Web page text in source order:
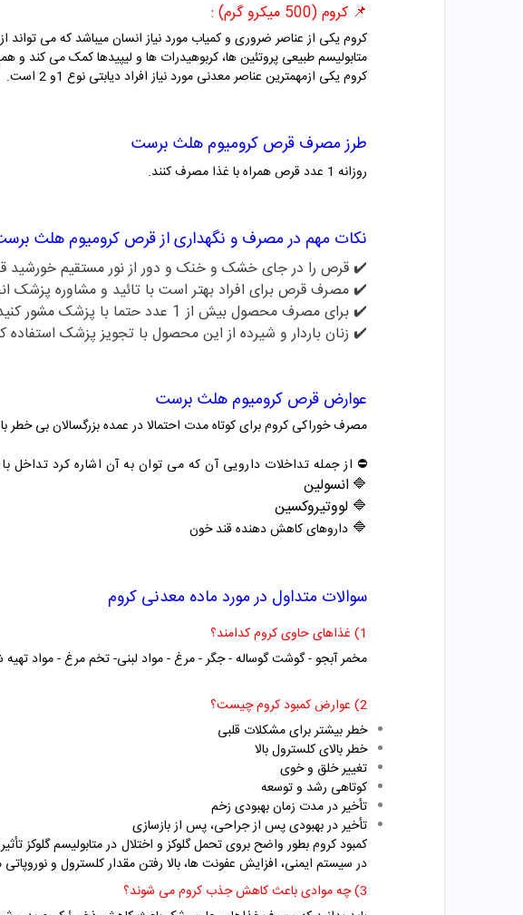
📌 کروم (500 میکرو گرم) :
کروم یکی از عناصر ضروری و کمیاب مورد نیاز انسان میباشد که می
متابولیسم طبیعی پروتئین ها، کربوهیدرات ها و لیپیدها کمک می کند
کروم یکی ازمهمترین عناصر معدنی مورد نیاز افراد دیابتی نوع 1و 2 است.
طرز مصرف قرص کرومیوم هلث برست
روزانه 1 عدد قرص همراه با غذا مصرف کنند.
نکات مهم در مصرف و نگهداری از قرص کرومیوم هلث
✔️ قرص را در جای خشک و خنک و دور از نور مستقیم خورشید
✔️مصرف قرص برای افراد بهتر است با تائید و مشاوره پزشک
✔️برای مصرف محصول بیش از 1 عدد حتما با پزشک مشور کنید
✔️ زنان باردار و شیرده از این محصول با تجویز پزشک استفاده
عوارض قرص کرومیوم هلث برست
مصرف خوراکی کروم برای کوتاه مدت احتمالا در عمده بزرگسالان بی خطر
⛔️ از جمله تداخلات دارویی آن که می توان به آن اشاره کرد تداخل
🔷 انسولین
🔷 لووتیروکسین
🔷 داروهای کاهش دهنده قند خون
سوالات متداول در مورد ماده معدنی کروم
1) غذاهای حاوی کروم کدامند؟
مخمر آبجو - گوشت گوساله- جگر- مرغ- مواد لبنی- تخم مرغ- مواد تهیه
2) عوارض کمبود کروم چیست؟
خطر بیشتر برای مشکلات قلبی
خطر بالای کلسترول بالا
تغییر خلق و خوی
کوتاهی رشد و توسعه
تأخیر در مدت زمان بهبودی زخم
تأخیر در بهبودی پس از جراحی، پس از بازسازی
کمبود کروم بطور واضح بروی تحمل گلوکز و اختلال در متابولیسم گلوکز
در سیستم ایمنی، افزایش عفونت ها، بالا رفتن مقدار کلسترول و
3) چه موادی باعث کاهش جذب کروم می شوند؟